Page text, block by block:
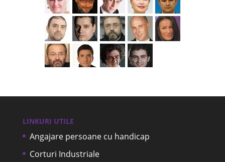
LINKURI UTILE
Angajare persoane cu handicap
Corturi Industriale